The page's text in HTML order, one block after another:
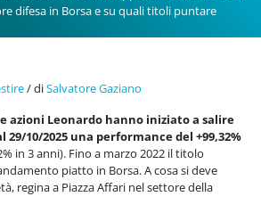
difesa in Borsa e su quali titoli puntare
/diSalvatore Gaziano
azioni Leonardo hanno iniziato a salire
29/10/2025 una performance del +99,32%
in 3 anni). Fino a marzo 2022 il titolo
piatto in Borsa. A cosa si deve
regina a Piazza Affari nel settore della